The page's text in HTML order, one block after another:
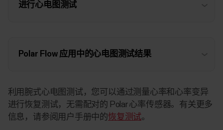
进行心电图测试
Polar Flow 应用中的心电图测试结果
利用腕式心电图测试，您可以通过测量心率和心率变异
进行恢复测试，无需配对的 Polar 心率传感器。有关更多
信息，请参阅用户手册中的恢复测试。